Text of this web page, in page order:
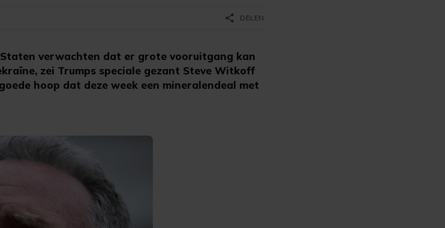
Staten verwachten dat er grote vooruitgang kan
zei Trumps speciale gezant Steve Witkoff
hoop dat deze week een mineralendeal met
share DELEN